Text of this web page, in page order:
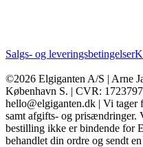
Salgs- og leveringsbetingelser
©2026 Elgiganten A/S | Arne
København S. | CVR:
hello@elgiganten.dk | Vi
samt afgifts- og
bestilling ikke er bindende for
behandlet din ordre og sendt